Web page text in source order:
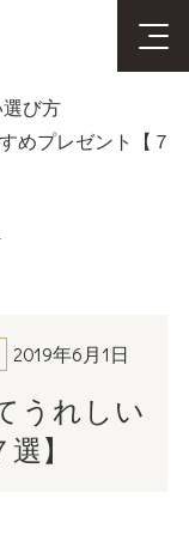
び方
めプレゼント【７
2019年6月1日
うれしい
】